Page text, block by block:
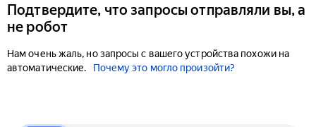
Подтвердите, что запросы отправляли вы, а
не робот
Нам очень жаль, но запросы с вашего устройства похожи на
автоматические.
Почему это могло произойти?